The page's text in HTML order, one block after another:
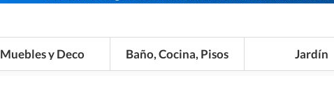
Muebles y Deco Baño, Cocina, Pisos Jardín